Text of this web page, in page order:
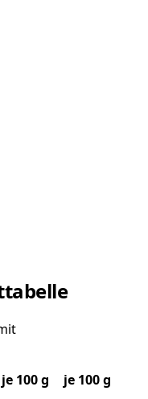
je 100g
je 100 g